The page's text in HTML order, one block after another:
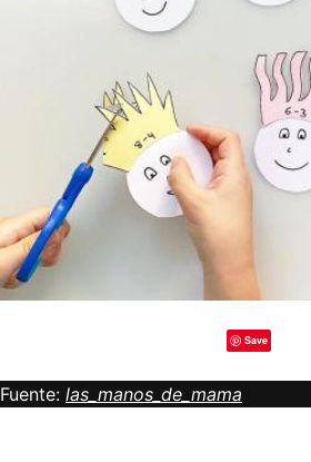
Save
Fuente: las_manos_de_mama